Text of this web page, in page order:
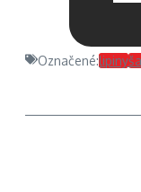
Označené:lipiny